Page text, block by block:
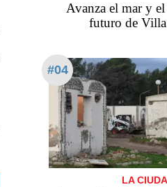
Avanza el mar y
futuro de
#04
LA